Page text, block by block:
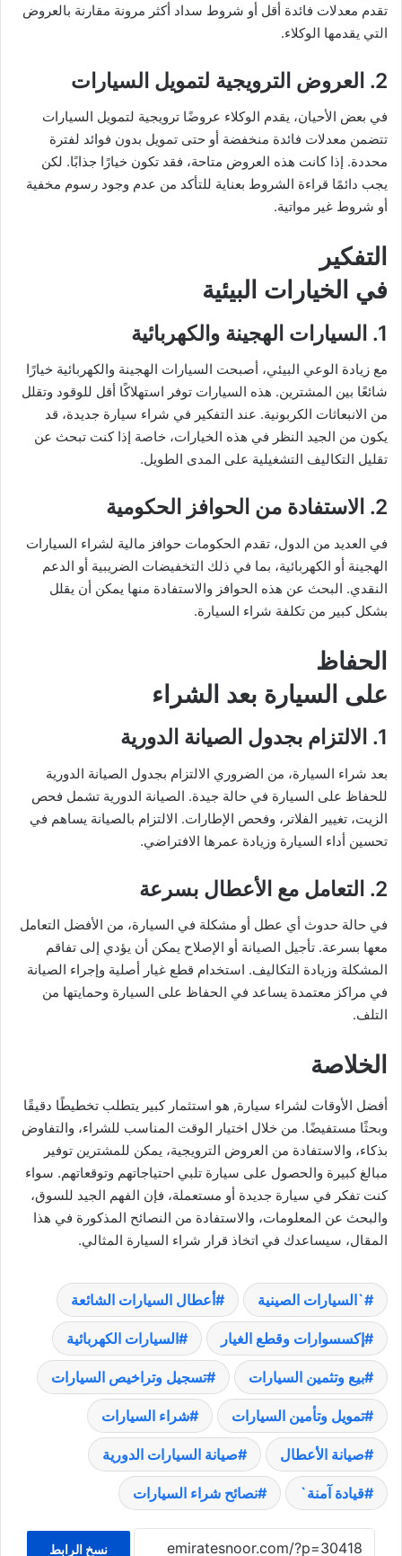
تقدم معدلات فائدة أقل أو شروط سداد أكثر مرونة مقارنة بالعروض
التي يقدمها الوكلاء.
2. العروض الترويجية لتمويل السيارات
في بعض الأحيان، يقدم الوكلاء عروضًا ترويجية لتمويل السيارات
تتضمن معدلات فائدة منخفضة أو حتى تمويل بدون فوائد لفترة
محددة. إذا كانت هذه العروض متاحة، فقد تكون خيارًا جذابًا. لكن
يجب دائمًا قراءة الشروط بعناية للتأكد من عدم وجود رسوم مخفية
أو شروط غير مواتية.
التفكير
في الخيارات البيئية
1. السيارات الهجينة والكهربائية
مع زيادة الوعي البيئي، أصبحت السيارات الهجينة والكهربائية خيارًا
شائعًا بين المشترين. هذه السيارات توفر استهلاكًا أقل للوقود وتقلل
من الانبعاثات الكربونية. عند التفكير في شراء سيارة جديدة، قد
يكون من الجيد النظر في هذه الخيارات، خاصة إذا كنت تبحث عن
تقليل التكاليف التشغيلية على المدى الطويل.
2. الاستفادة من الحوافز الحكومية
في العديد من الدول، تقدم الحكومات حوافز مالية لشراء السيارات
الهجينة أو الكهربائية، بما في ذلك التخفيضات الضريبية أو الدعم
النقدي. البحث عن هذه الحوافز والاستفادة منها يمكن أن يقلل
بشكل كبير من تكلفة شراء السيارة.
الحفاظ
على السيارة بعد الشراء
1. الالتزام بجدول الصيانة الدورية
بعد شراء السيارة، من الضروري الالتزام بجدول الصيانة الدورية
للحفاظ على السيارة في حالة جيدة. الصيانة الدورية تشمل فحص
الزيت، تغيير الفلاتر، وفحص الإطارات. الالتزام بالصيانة يساهم في
تحسين أداء السيارة وزيادة عمرها الافتراضي.
2. التعامل مع الأعطال بسرعة
في حالة حدوث أي عطل أو مشكلة في السيارة، من الأفضل التعامل
معها بسرعة. تأجيل الصيانة أو الإصلاح يمكن أن يؤدي إلى تفاقم
المشكلة وزيادة التكاليف. استخدام قطع غيار أصلية وإجراء الصيانة
في مراكز معتمدة يساعد في الحفاظ على السيارة وحمايتها من
التلف.
الخلاصة
أفضل الأوقات لشراء سيارة, هو استثمار كبير يتطلب تخطيطًا دقيقًا
وبحثًا مستفيضًا. من خلال اختيار الوقت المناسب للشراء، والتفاوض
بذكاء، والاستفادة من العروض الترويجية، يمكن للمشترين توفير
مبالغ كبيرة والحصول على سيارة تلبي احتياجاتهم وتوقعاتهم. سواء
كنت تفكر في سيارة جديدة أو مستعملة، فإن الفهم الجيد للسوق،
والبحث عن المعلومات، والاستفادة من النصائح المذكورة في هذا
المقال، سيساعدك في اتخاذ قرار شراء السيارة المثالي.
`السيارات الصينية أعطال السيارات الشائعة
إكسسوارات وقطع الغيار السيارات الكهربائية
بيع وتثمين السيارات تسجيل وتراخيص السيارات
تمويل وتأمين السيارات شراء السيارات
صيانة الأعطال صيانة السيارات الدورية
قيادة آمنة` نصائح شراء السيارات
نسخ الرابط